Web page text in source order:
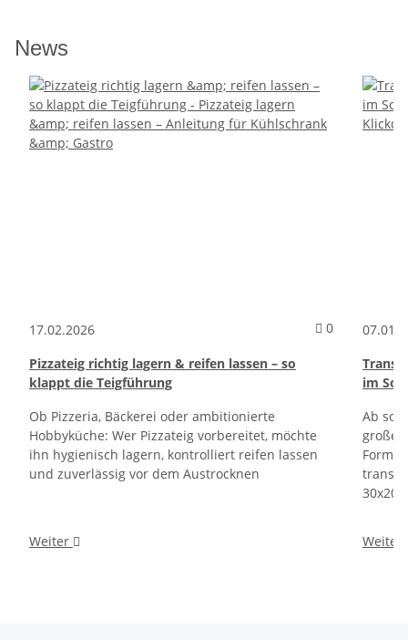
News
17.02.2026 0
Pizzateig richtig lagern & reifen lassen – so
klappt die Teigführung
Ob Pizzeria, Bäckerei oder ambitionierte
Hobbyküche: Wer Pizzateig vorbereitet, möchte
ihn hygienisch lagern, kontrolliert reifen lassen
und zuverlässig vor dem Austrocknen
Weiter
im
Ab
30x20
Weiter